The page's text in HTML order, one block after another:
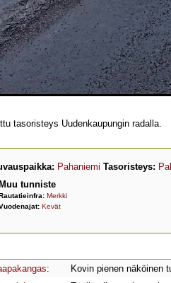
tasoristeys Uudenkaupungin radalla.
Pahaniemi Tasoristeys:
Muu tunniste
Merkki
Kevät
:
Kovin pienen näköinen